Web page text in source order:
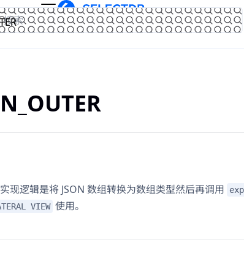
文档
官网
现逻辑是将 JSON 数组转换为数组类型然后再调用
VIEW 使用。